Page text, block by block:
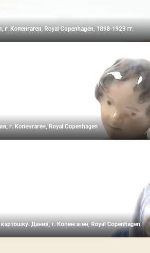
Копенгаген, Royal Copenhagen, 1898-1923 гг.
г. Копенгаген, Royal Copenhagen
Дания, г. Копенгаген, Royal Copenhagen